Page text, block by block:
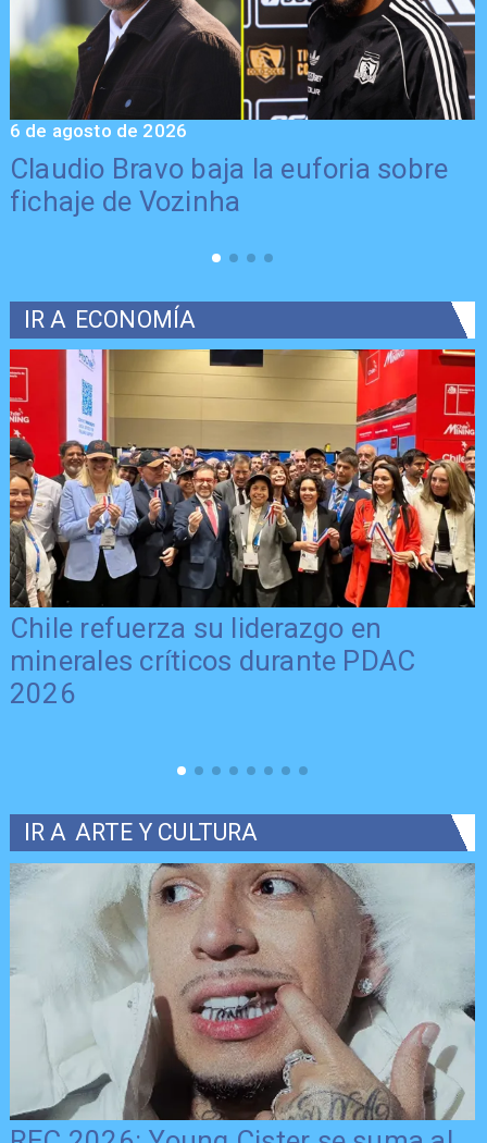
Claudio Bravo baja la euforia sobre
fichaje de Vozinha
6 de agosto de 2026
IR A ECONOMÍA
Chile refuerza su liderazgo en
minerales críticos durante PDAC
2026
IR A ARTE Y CULTURA